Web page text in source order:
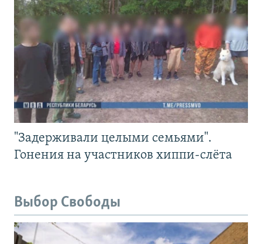
"Задерживали целыми семьями".
Гонения на участников хиппи-слёта
Выбор Свободы